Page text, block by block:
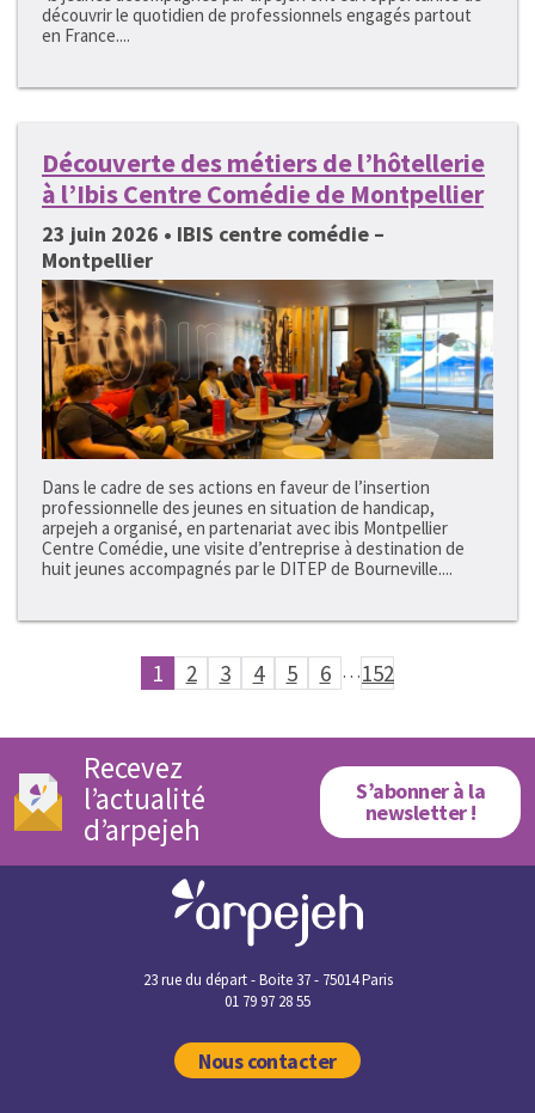
découvrir le quotidien de professionnels engagés partout
en France....
Découverte des métiers de l’hôtellerie
à l’Ibis Centre Comédie de Montpellier
23 juin 2026 • IBIS centre comédie –
Montpellier
Dans le cadre de ses actions en faveur de l’insertion
professionnelle des jeunes en situation de handicap,
arpejeh a organisé, en partenariat avec ibis Montpellier
Centre Comédie, une visite d’entreprise à destination de
huit jeunes accompagnés par le DITEP de Bourneville....
1 2 3 4 5 6 …152
Recevez
l’actualité
d’arpejeh
S’abonner à la
newsletter !
23 rue du départ - Boite 37 - 75014 Paris
01 79 97 28 55
Nous contacter